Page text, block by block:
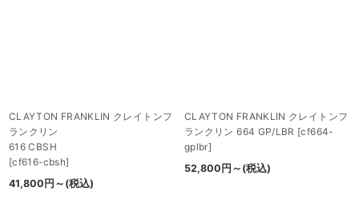
CLAYTON FRANKLIN クレイトンフ
ランクリン
616 CBSH
[cf616-cbsh]
41,800 円 ～ (税込)
CLAYTON FRANKLIN クレイトンフ
ランクリン 664 GP/LBR [cf664-
gplbr]
52,800 円 ～ (税込)